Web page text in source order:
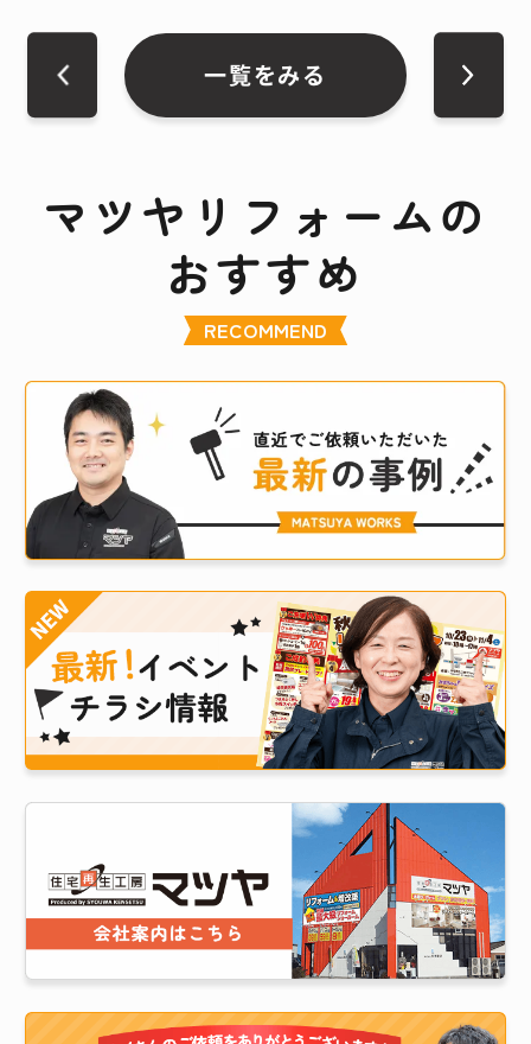
一覧をみる
マツヤリフォームの
おすすめ
RECOMMEND